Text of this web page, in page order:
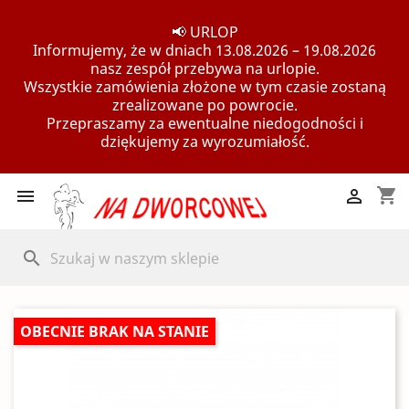
📢 URLOP
Informujemy, że w dniach 13.08.2026 – 19.08.2026
nasz zespół przebywa na urlopie.
Wszystkie zamówienia złożone w tym czasie zostaną
zrealizowane po powrocie.
Przepraszamy za ewentualne niedogodności i
dziękujemy za wyrozumiałość.
 shopping_cart

search
OBECNIE BRAK NA STANIE